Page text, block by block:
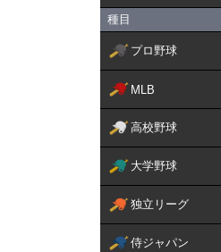
種目
プロ野球
MLB
高校野球
大学野球
独立リーグ
侍ジャパン